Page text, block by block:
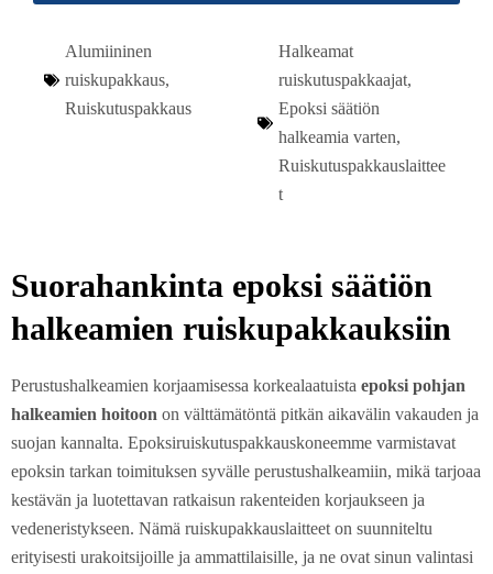
Alumiininen
ruiskupakkaus,
Ruiskutuspakkaus
Halkeamat
ruiskutuspakkaajat,
Epoksi säätiön
halkeamia varten,
Ruiskutuspakkauslaittee
t
Suorahankinta epoksi säätiön
halkeamien ruiskupakkauksiin
Perustushalkeamien korjaamisessa korkealaatuista epoksi pohjan
halkeamien hoitoon on välttämätöntä pitkän aikavälin vakauden ja
suojan kannalta. Epoksiruiskutuspakkauskoneemme varmistavat
epoksin tarkan toimituksen syvälle perustushalkeamiin, mikä tarjoaa
kestävän ja luotettavan ratkaisun rakenteiden korjaukseen ja
vedeneristykseen. Nämä ruiskupakkauslaitteet on suunniteltu
erityisesti urakoitsijoille ja ammattilaisille, ja ne ovat sinun valintasi